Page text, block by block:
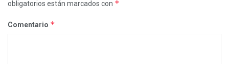
obligatorios están marcados con *
Comentario *